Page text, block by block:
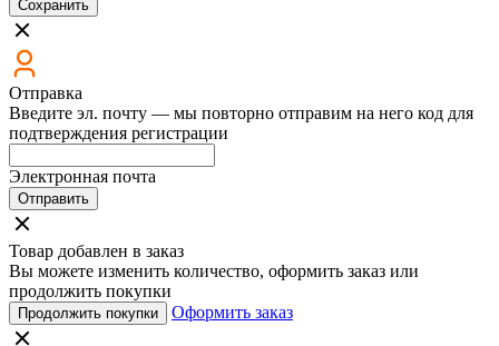
Сохранить
Отправка
Введите эл. почту — мы повторно отправим на него код для
подтверждения регистрации
Электронная почта
Отправить
Товар добавлен в заказ
Вы можете изменить количество, оформить заказ или
продолжить покупки
Продолжить покупки Оформить заказ